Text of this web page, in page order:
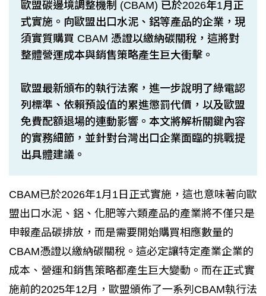
歐盟碳邊境調整機制 (CBAM) 已於2026年1月正
式實施。向歐盟出口水泥、鋁等產品的企業，現
須實質購買 CBAM 憑證以繳納碳關稅，這將對
整體營運成本與銷售策略產生巨大衝擊。
歐盟最新頒布的執行法案，進一步說明了綠電認
列標準、依賴預設值的累進懲罰代價，以及歐盟
免費配額退場的連動影響。本文將解析關鍵內容
的實務細節，並針對台灣出口企業面臨的挑戰提
出具體建議。
CBAM已於2026年1月1日正式實施，這也意味著向歐
盟出口水泥、鋁、化肥等六類產品的產業將不僅只是
申報產品碳排放，而是需要開始購買相應數量的
CBAM憑證以繳納碳關稅。這必定讓特定產業企業的
成本、營運和銷售策略都產生巨大變動。而在正式實
施前的2025年12月，歐盟頒佈了一系列CBAM執行法